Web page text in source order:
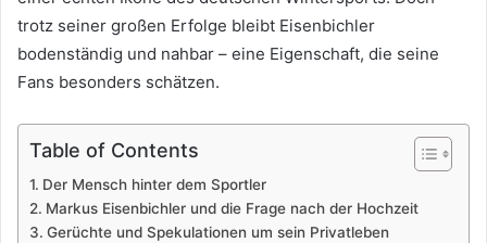
trotz seiner großen Erfolge bleibt Eisenbichler
bodenständig und nahbar – eine Eigenschaft, die seine
Fans besonders schätzen.
Table of Contents
Der Mensch hinter dem Sportler
Markus Eisenbichler und die Frage nach der Hochzeit
Gerüchte und Spekulationen um sein Privatleben